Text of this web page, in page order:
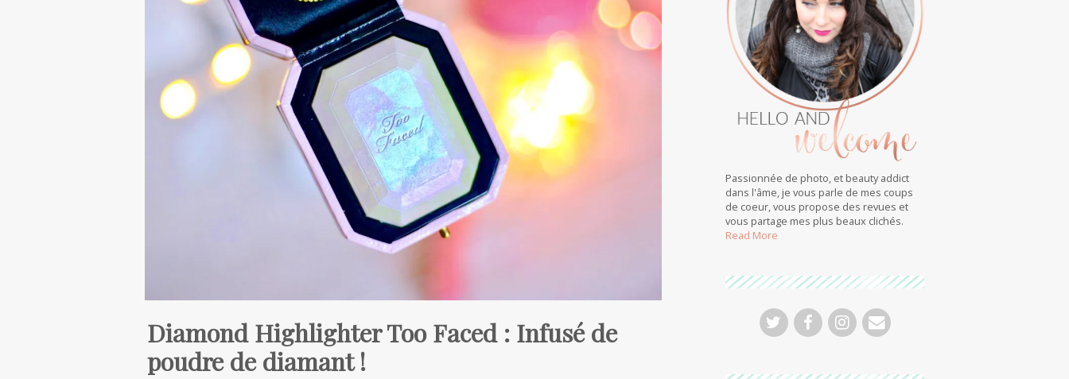
Diamond Highlighter Too Faced : Infusé de
poudre de diamant !
Passionnée de photo, et beauty addict
dans l'âme, je vous parle de mes coups
de coeur, vous propose des revues et
vous partage mes plus beaux clichés.
Read More